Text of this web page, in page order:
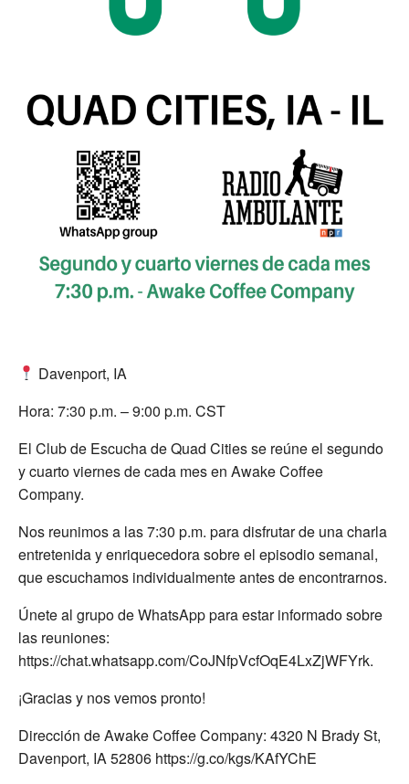
Davenport, IA
Hora: 7:30 p.m. – 9:00 p.m. CST
El Club de Escucha de Quad Cities se reúne el segundo
y cuarto viernes de cada mes en Awake Coffee
Company.
Nos reunimos a las 7:30 p.m. para disfrutar de una charla
entretenida y enriquecedora sobre el episodio semanal,
que escuchamos individualmente antes de encontrarnos.
Únete al grupo de WhatsApp para estar informado sobre
las reuniones:
https://chat.whatsapp.com/CoJNfpVcfOqE4LxZjWFYrk.
¡Gracias y nos vemos pronto!
Dirección de Awake Coffee Company: 4320 N Brady St,
Davenport, IA 52806 https://g.co/kgs/KAfYChE